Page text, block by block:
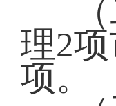
理2
项。